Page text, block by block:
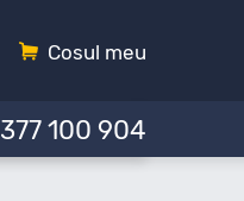
Cosul meu
100 904